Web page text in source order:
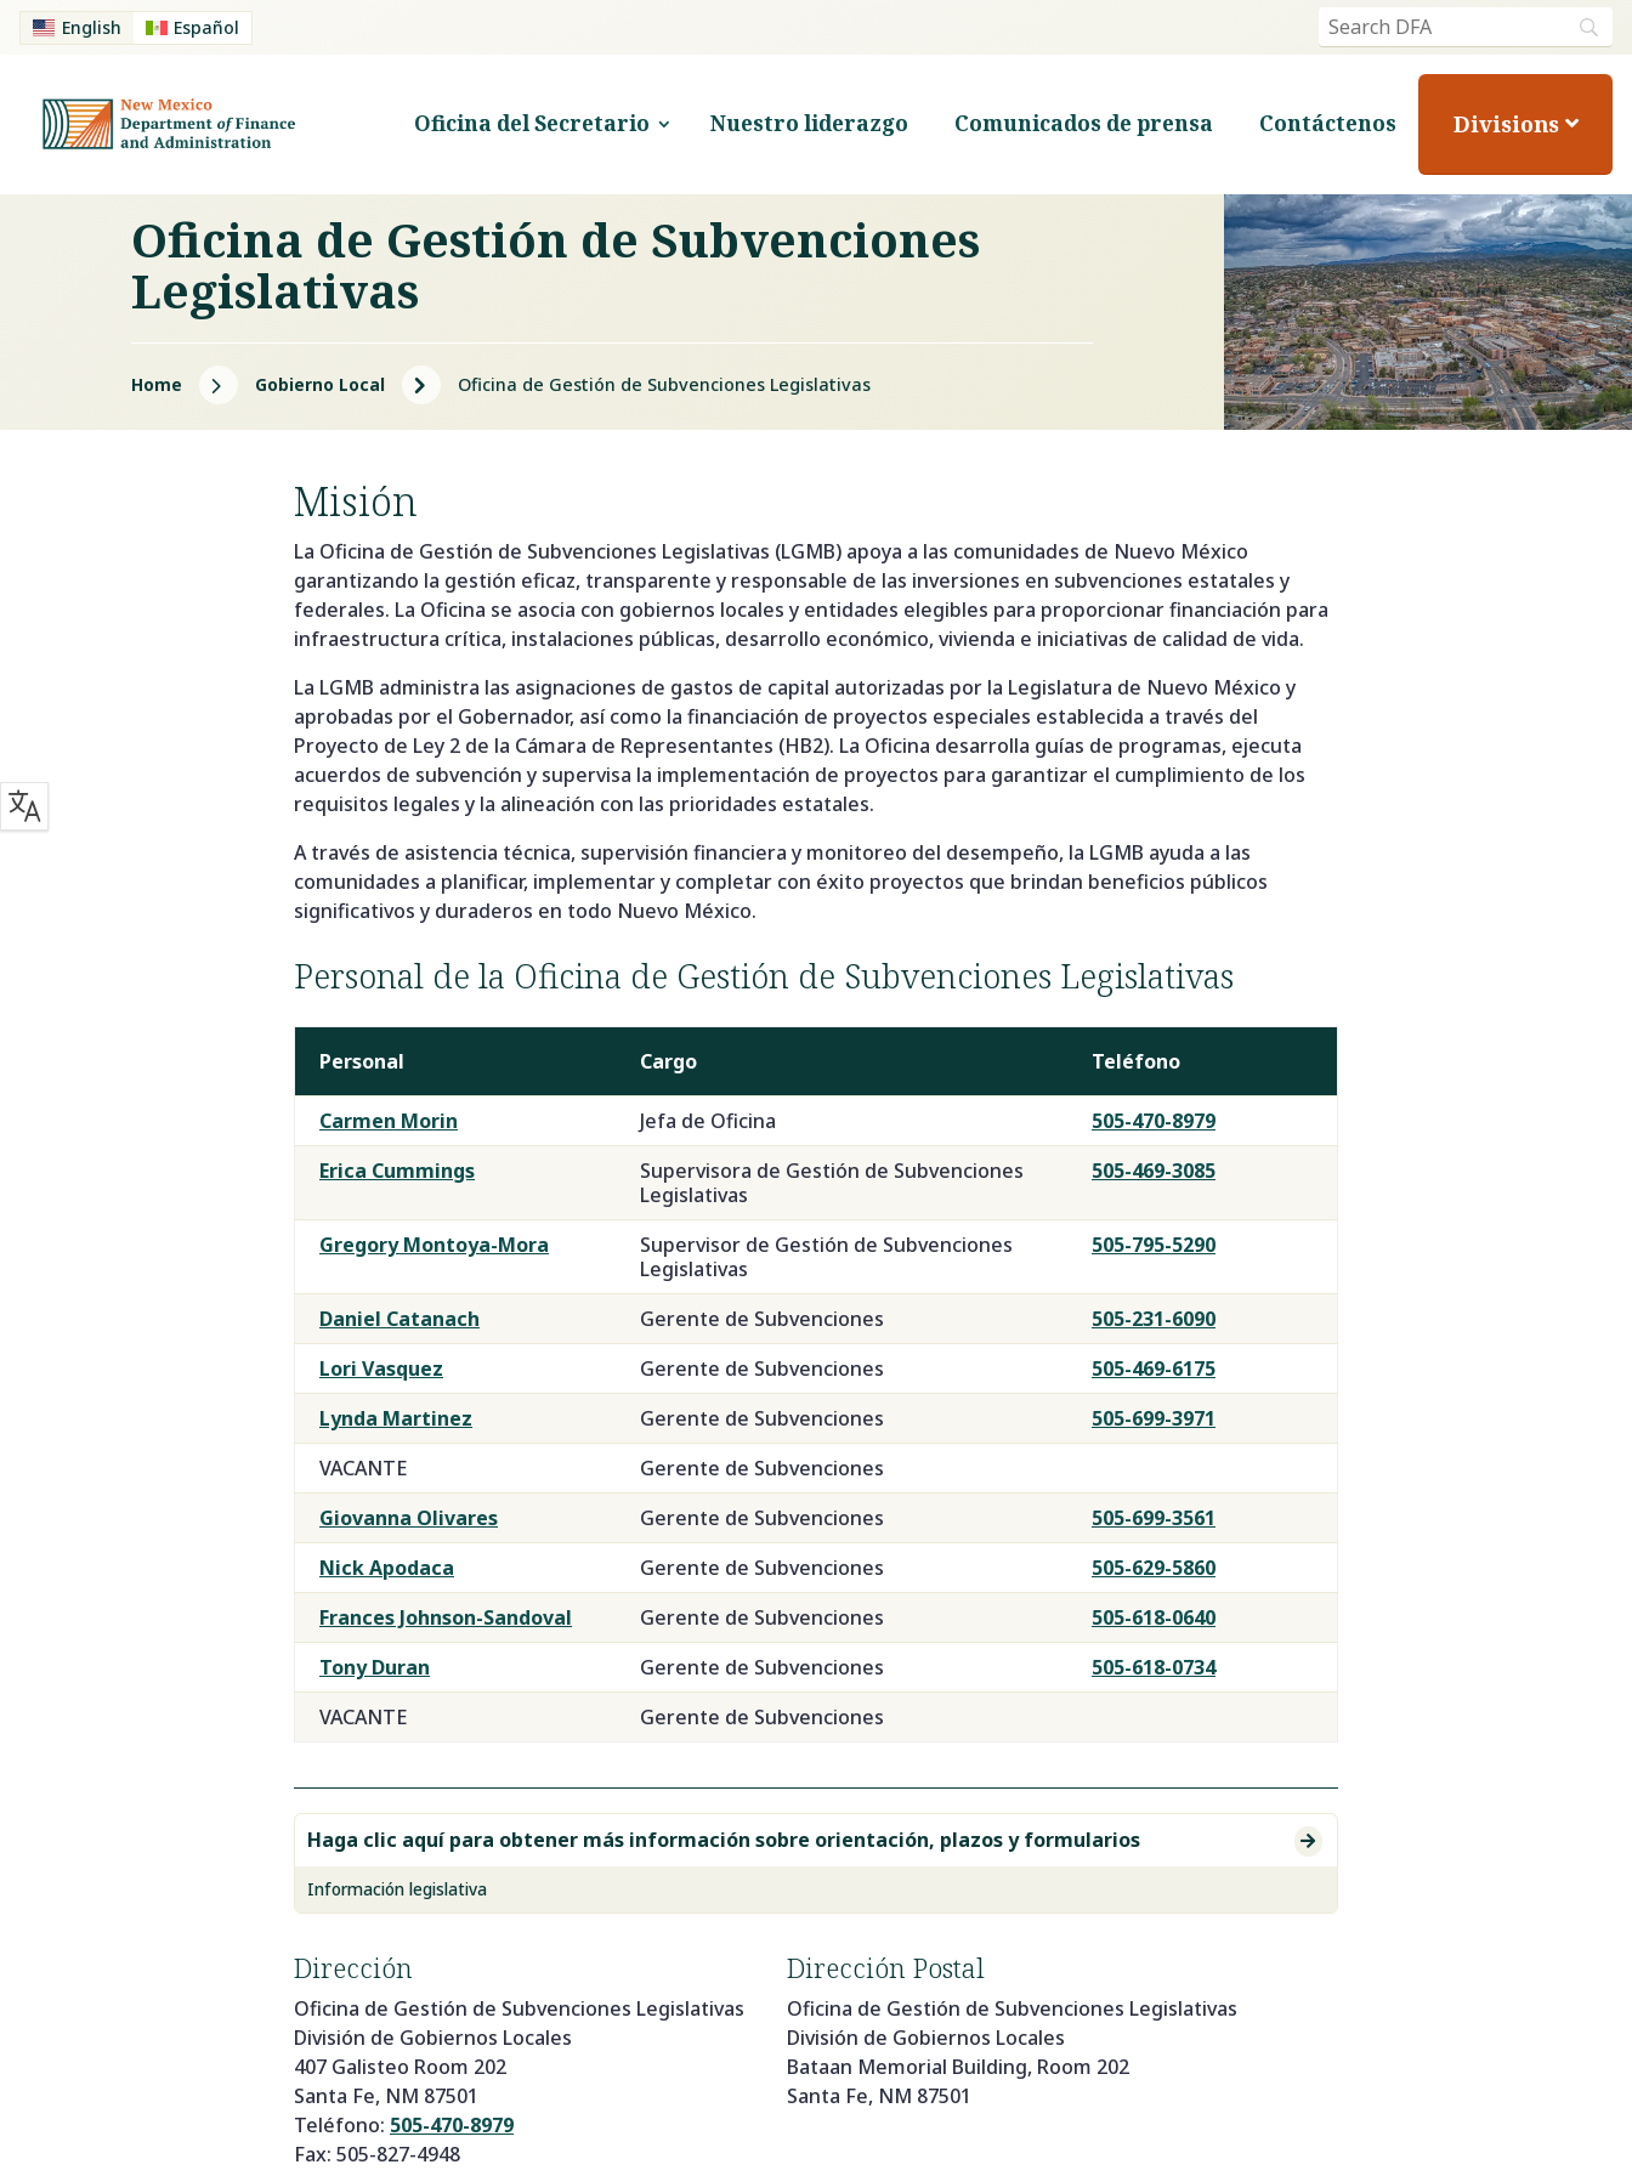
English Español
Oficina del Secretario Nuestro liderazgo Comunicados de prensa Contáctenos Divisions
Oficina de Gestión de Subvenciones
Legislativas
Home 5 Gobierno Local 5 Oficina de Gestión de Subvenciones Legislativas
Misión
La Oficina de Gestión de Subvenciones Legislativas (LGMB) apoya a las comunidades de Nuevo México
garantizando la gestión eficaz, transparente y responsable de las inversiones en subvenciones estatales y
federales. La Oficina se asocia con gobiernos locales y entidades elegibles para proporcionar financiación para
infraestructura crítica, instalaciones públicas, desarrollo económico, vivienda e iniciativas de calidad de vida.
La LGMB administra las asignaciones de gastos de capital autorizadas por la Legislatura de Nuevo México y
aprobadas por el Gobernador, así como la financiación de proyectos especiales establecida a través del
Proyecto de Ley 2 de la Cámara de Representantes (HB2). La Oficina desarrolla guías de programas, ejecuta
acuerdos de subvención y supervisa la implementación de proyectos para garantizar el cumplimiento de los
requisitos legales y la alineación con las prioridades estatales.
A través de asistencia técnica, supervisión financiera y monitoreo del desempeño, la LGMB ayuda a las
comunidades a planificar, implementar y completar con éxito proyectos que brindan beneficios públicos
significativos y duraderos en todo Nuevo México.
Personal de la Oficina de Gestión de Subvenciones Legislativas
Personal Cargo Teléfono
Carmen Morin Jefa de Oficina
505-470-8979
Erica Cummings
Supervisora de Gestión de Subvenciones
Legislativas
505-469-3085
Gregory Montoya-Mora
Supervisor de Gestión de Subvenciones
Legislativas
505-795-5290
Daniel Catanach Gerente de Subvenciones
505-231-6090
Lori Vasquez
Gerente de Subvenciones
505-469-6175
Lynda Martinez
Gerente de Subvenciones
505-699-3971
VACANTE
Gerente de Subvenciones
Giovanna Olivares
Gerente de Subvenciones
505-699-3561
Nick Apodaca
Gerente de Subvenciones
505-629-5860
Frances Johnson-Sandoval
Gerente de Subvenciones
505-618-0640
Tony Duran
Gerente de Subvenciones
505-618-0734
VACANTE
Gerente de Subvenciones

Haga clic aquí para obtener más información sobre orientación, plazos y formularios
Información legislativa
Dirección
Oficina de Gestión de Subvenciones Legislativas
División de Gobiernos Locales
407 Galisteo Room 202
Santa Fe, NM 87501
Teléfono: 505-470-8979
Fax: 505-827-4948
Dirección Postal
Oficina de Gestión de Subvenciones Legislativas
División de Gobiernos Locales
Bataan Memorial Building, Room 202
Santa Fe, NM 87501